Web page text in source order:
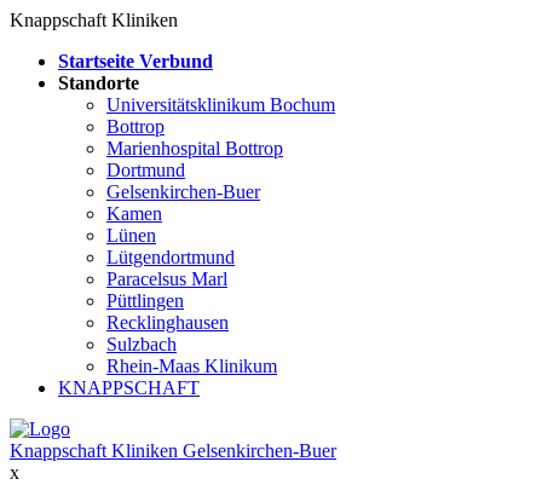
Knappschaft Kliniken
Startseite Verbund
Standorte
Universitätsklinikum Bochum
Bottrop
Marienhospital Bottrop
Dortmund
Gelsenkirchen-Buer
Kamen
Lünen
Lütgendortmund
Paracelsus Marl
Püttlingen
Recklinghausen
Sulzbach
Rhein-Maas Klinikum
KNAPPSCHAFT
Knappschaft Kliniken Gelsenkirchen-Buer
x